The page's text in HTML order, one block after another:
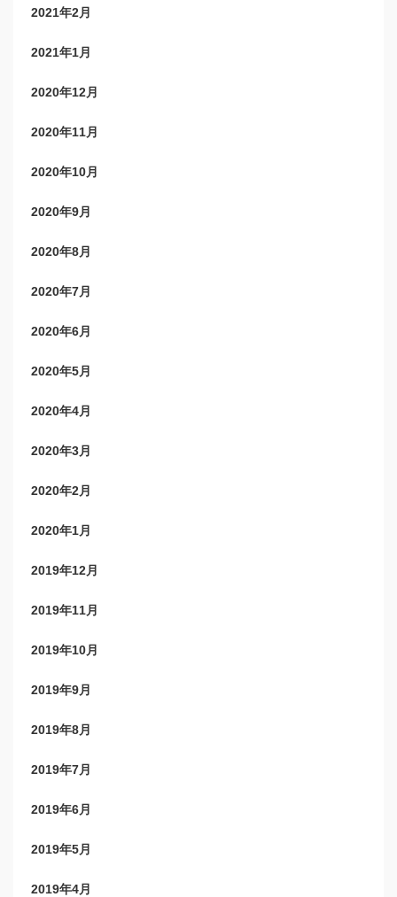
2021年2月
2021年1月
2020年12月
2020年11月
2020年10月
2020年9月
2020年8月
2020年7月
2020年6月
2020年5月
2020年4月
2020年3月
2020年2月
2020年1月
2019年12月
2019年11月
2019年10月
2019年9月
2019年8月
2019年7月
2019年6月
2019年5月
2019年4月